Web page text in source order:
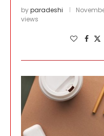
byparadeshi
views